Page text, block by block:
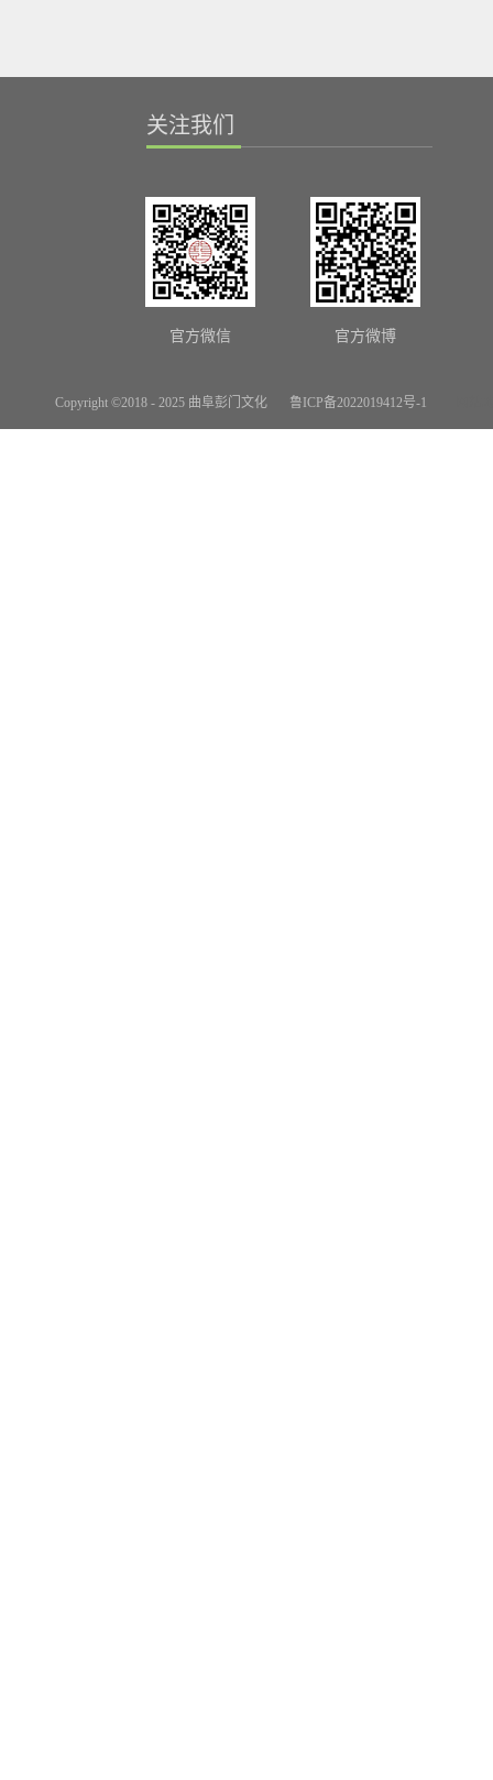
Copyright ©2018 - 2025 曲阜彭门文化 鲁ICP备2022019412号-1
关注我们
官方微信 官方微博